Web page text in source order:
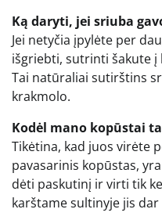
Ką daryti, jei sriuba
Jei netyčia įpylėte per
išgriebti, sutrinti šakute į
Tai natūraliai sutirštins
krakmolo.
Kodėl mano kopūstai
Tikėtina, kad juos virėte
pavasarinis kopūstas,
dėti paskutinį ir virti tik
karštame sultinyje jis